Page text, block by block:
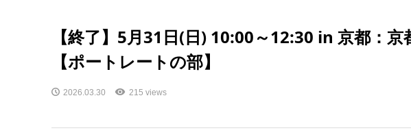
【終了】5月31日(日) 10:00～12:30 in 京都：
【ポートレートの部】
2026.03.30 215 views